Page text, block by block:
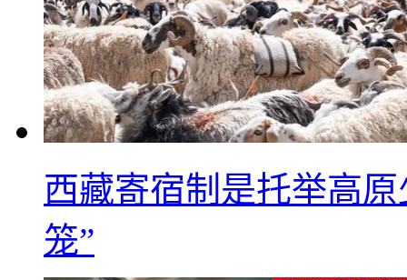
西藏寄宿制是托举高
笼”